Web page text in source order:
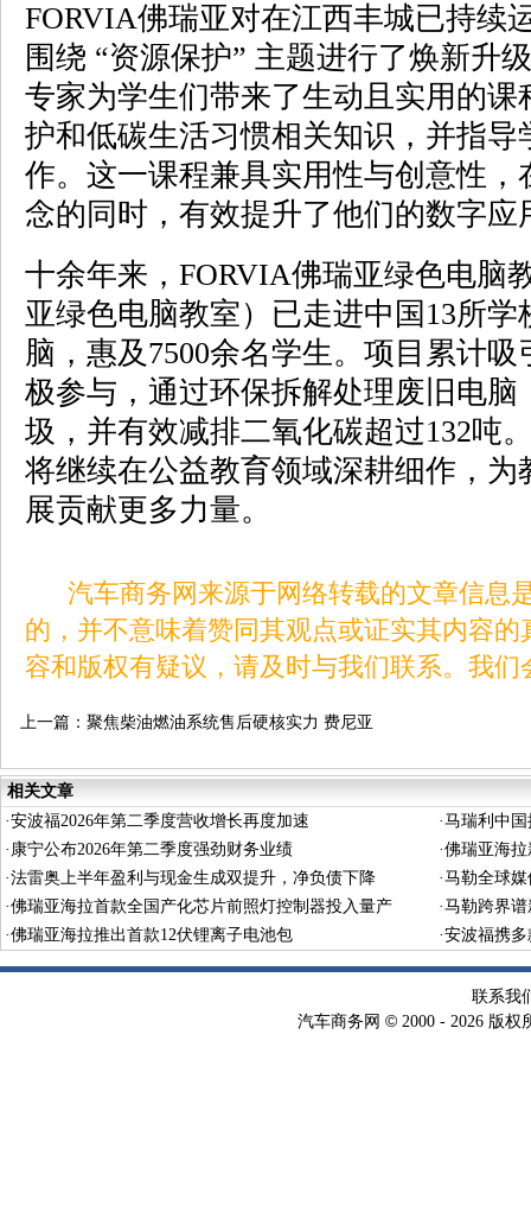
FORVIA佛瑞亚对在江西丰城已持续
围绕 “资源保护” 主题进行了焕新升
专家为学生们带来了生动且实用的
护和低碳生活习惯相关知识，并指导
作。这一课程兼具实用性与创意性
念的同时，有效提升了他们的数字应
十余年来，FORVIA佛瑞亚绿色电脑
亚绿色电脑教室）已走进中国13所学
脑，惠及7500余名学生。项目累计
极参与，通过环保拆解处理废旧电脑
圾，并有效减排二氧化碳超过132吨
将继续在公益教育领域深耕细作，
展贡献更多力量。
汽车商务网来源于网络转载的文章信息
的，并不意味着赞同其观点或证实其内容
容和版权有疑议，请及时与我们联系。我
上一篇： 聚焦柴油燃油系统售后硬核实力 费尼亚
相关文章
·安波福2026年第二季度营收增长再度加速 ·马瑞利中
· 康宁公布2026年第二季度强劲财务业绩 ·佛瑞亚海
·法雷奥上半年盈利与现金生成双提升，净负债下降 ·马勒全球
·佛瑞亚海拉首款全国产化芯片前照灯控制器投入量产 ·马勒跨界
·佛瑞亚海拉推出首款12伏锂离子电池包 ·安波福携
联系我
汽车商务网 © 2000 - 2026 版权